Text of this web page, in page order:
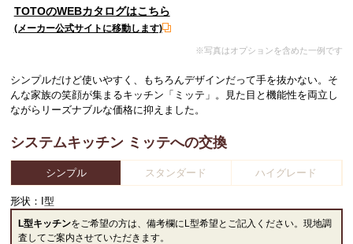
TOTOのWEBカタログはこちら
(メーカー公式サイトに移動します)
シンプルだけど使いやすく、もちろんデザインだって手を抜かない。そ
んな家族の笑顔が集まるキッチン「ミッテ」。見た目と機能性を両立し
ながらリーズナブルな価格に抑えました。
システムキッチン ミッテへの交換
シンプル スタンダード ハイグレード
形状： I型
L型キッチンをご希望の方は、備考欄にL型希望とご記入ください。現地調
査してご案内させていただきます。